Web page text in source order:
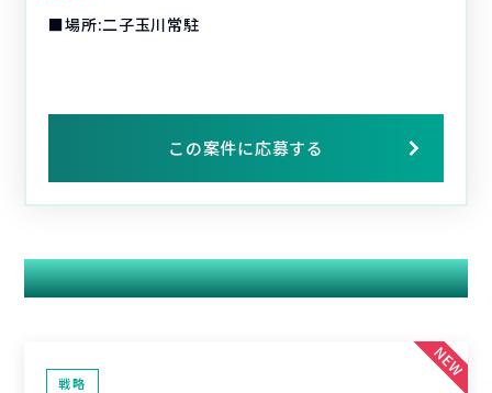
■場所:二子玉川常駐
この案件に応募する
関連する案件
戦略